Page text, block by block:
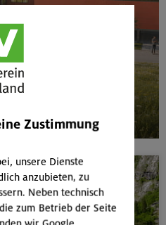
Zustimmung
unsere Dienste
anzubieten, zu
Neben technisch
zum Betrieb der Seite